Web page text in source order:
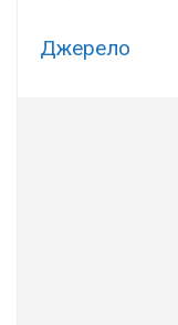
Джерело